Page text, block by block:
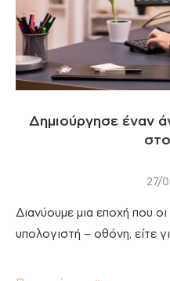
Δημιούργησε έναν
στο
27/
Διανύουμε μια εποχή που
υπολογιστή – οθόνη, είτε